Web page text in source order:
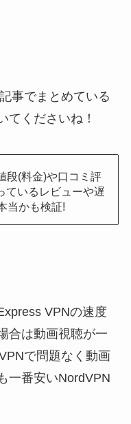
事でまとめている
てくださいね！
段(料金)や口コミ評
ているレビューや遅
当かも検証!
VPNの速度
合は動画視聴が一
で問題なく動画
一番安いNordVPN